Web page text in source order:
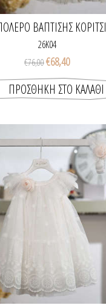
ΒΆΠΤΙΣΗΣ ΚΟΡΊΤΣΙ
26K04
€76,00€68,40